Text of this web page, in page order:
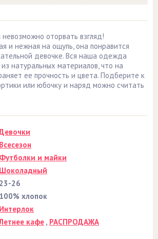
оторвать взгляд!
и нежная на ощупь, она понравится
девочке. Вся наша одежда
натуральных материалов, что на
ее прочность и цвета. Подберите к
или юбочку и наряд можно считать
Всесезон
Футболки и майки
Шоколадный
23-26
100% хлопок
Интерлок
кафе , РАСПРОДАЖА